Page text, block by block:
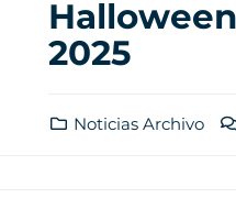
2025
Noticias Archivo